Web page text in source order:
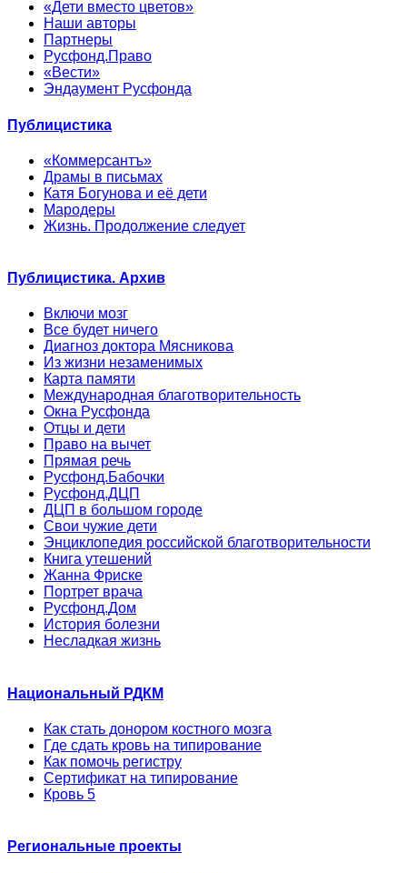
«Дети вместо цветов»
Наши авторы
Партнеры
Русфонд.Право
«Вести»
Эндаумент Русфонда
Публицистика
«Коммерсантъ»
Драмы в письмах
Катя Богунова и её дети
Мародеры
Жизнь. Продолжение следует
Публицистика. Архив
Включи мозг
Все будет ничего
Диагноз доктора Мясникова
Из жизни незаменимых
Карта памяти
Международная благотворительность
Окна Русфонда
Отцы и дети
Право на вычет
Прямая речь
Русфонд.Бабочки
Русфонд.ДЦП
ДЦП в большом городе
Свои чужие дети
Энциклопедия российской благотворительности
Книга утешений
Жанна Фриске
Портрет врача
Русфонд.Дом
История болезни
Несладкая жизнь
Национальный РДКМ
Как стать донором костного мозга
Где сдать кровь на типирование
Как помочь регистру
Сертификат на типирование
Кровь 5
Региональные проекты